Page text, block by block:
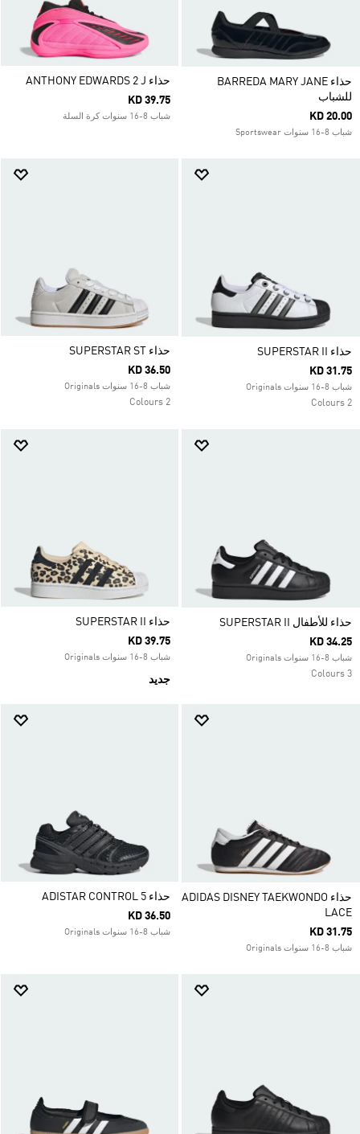
حذاء BARREDA MARY JANE
للشباب
KD 20.00
شباب 8-16 سنوات Sportswear
حذاء ANTHONY EDWARDS 2 J
KD 39.75
شباب 8-16 سنوات كرة السلة
حذاء SUPERSTAR II
KD 31.75
شباب 8-16 سنوات Originals
2 Colours
حذاء SUPERSTAR ST
KD 36.50
شباب 8-16 سنوات Originals
2 Colours
حذاء للأطفال SUPERSTAR II
KD 34.25
شباب 8-16 سنوات Originals
3 Colours
حذاء SUPERSTAR II
KD 39.75
شباب 8-16 سنوات Originals
جديد
حذاء ADIDAS DISNEY TAEKWONDO
LACE
KD 31.75
شباب 8-16 سنوات Originals
حذاء ADISTAR CONTROL 5
KD 36.50
شباب 8-16 سنوات Originals